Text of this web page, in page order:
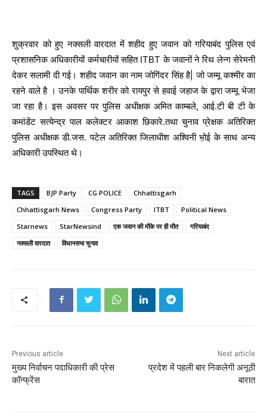
शुक्रवार को हुए नक्सली वारदात में शहीद हुए जवान को गरियाबंद पुलिस एवं
प्रशासनिक अधिकारीयों कर्मचारीयों सहित ITBT के जवानों ने रिथ लेन्ग सेरेमनी
देकर सलामी दी गई। शहीद जवान का नाम जोगिंदर सिंह है| जो जम्मू कश्मीर का
रहने वाले है । उनके पार्थिक शरीर को रायपुर से हवाई जहाज के द्वारा जम्मू भेजा
जा रहा है। इस अवसर पर पुलिस अधीक्षक अमित काम्बले, आई.टी बी टी के
कमांडेंट सत्येन्द्र पाल कलेक्टर आकाश छिकारे.तथा चुनाव प्रेक्षक अतिरिक्त
पुलिस अधीक्षक डी.जस. पटेल अतिरिक्त जिलाधीश अश्विनी भ़ोई के साथ अन्य
अधिकारी उपस्थित थे।
TAGS BJP Party CG POLICE
Chhattisgarh
Chhattisgarh News
Congress Party ITBT
Political News
Starnews
StarNewsind एक जवान की मौके पर ही मौत
गरियाबंद
नक्सली वारदात
विधानसभा चुनाव
Previous article
मुख्य निर्वाचन पदाधिकारी की प्रेस
कॉन्फ्रेंस
Next article
प्रदेश में पहली बार निकलेगी अनूठी
बारात